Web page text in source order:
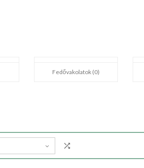
Fedővakolatok (0)